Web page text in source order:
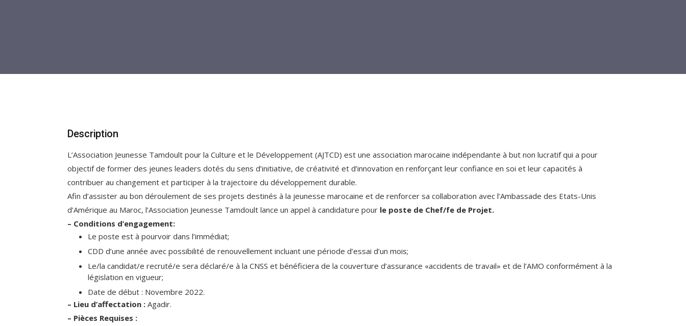
Description
L’Association Jeunesse Tamdoult pour la Culture et le Développement (AJTCD) est une association marocaine indépendante à but non lucratif qui a pour
objectif de former des jeunes leaders dotés du sens d’initiative, de créativité et d’innovation en renforçant leur confiance en soi et leur capacités à
contribuer au changement et participer à la trajectoire du développement durable.
Afin d’assister au bon déroulement de ses projets destinés à la jeunesse marocaine et de renforcer sa collaboration avec l’Ambassade des Etats-Unis
d’Amérique au Maroc, l’Association Jeunesse Tamdoult lance un appel à candidature pour le poste de Chef/fe de Projet.
– Conditions d’engagement:
Le poste est à pourvoir dans l’immédiat;
CDD d’une année avec possibilité de renouvellement incluant une période d’essai d’un mois;
Le/la candidat/e recruté/e sera déclaré/e à la CNSS et bénéficiera de la couverture d’assurance «accidents de travail» et de l’AMO conformément à la
législation en vigueur;
Date de début : Novembre 2022.
– Lieu d’affectation : Agadir.
– Pièces Requises :